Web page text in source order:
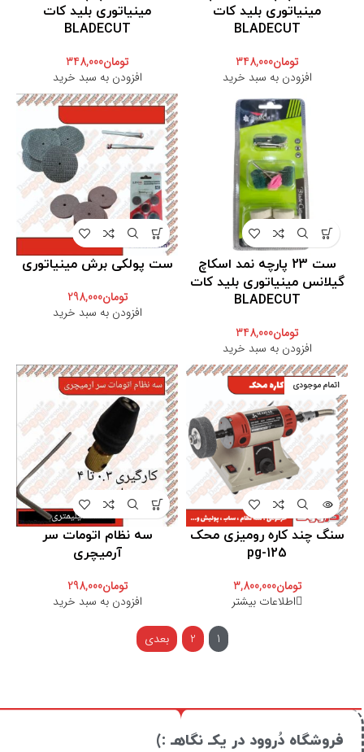
مینیاتوری بلید کات
BLADECUT
تومان348,000
افزودن به سبد خرید
مینیاتوری بلید کات
BLADECUT
تومان348,000
افزودن به سبد خرید
ست 23 پارچه نمد اسکاچ
گیلانس مینیاتوری بلید کات
BLADECUT
تومان348,000
افزودن به سبد خرید
ست پولکی برش مینیاتوری
تومان298,000
افزودن به سبد خرید
اتمام موجودی
سنگ چند کاره رومیزی محک
pg-125
تومان3,800,000
اطلاعات بیشتر
سه نظام اتومات سر
آرمیچری
تومان298,000
افزودن به سبد خرید
1
2 بعدی
فروشگاه دُروود در یکـ نگاهـ :)